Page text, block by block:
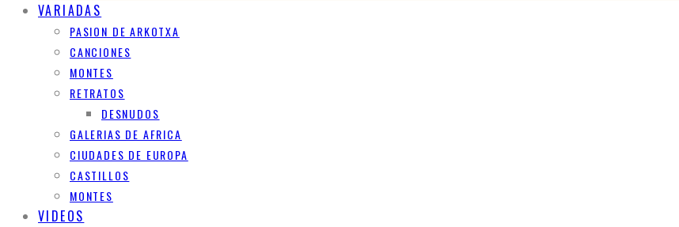
VARIADAS
PASION DE ARKOTXA
CANCIONES
MONTES
RETRATOS
DESNUDOS
GALERIAS DE AFRICA
CIUDADES DE EUROPA
CASTILLOS
MONTES
VIDEOS